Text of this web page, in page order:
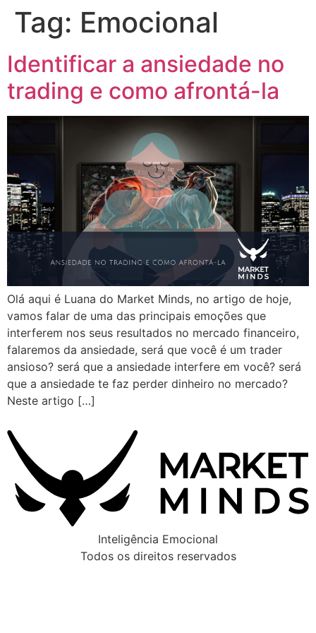
Tag: Emocional
Identificar a ansiedade no
trading e como afrontá-la
Olá aqui é Luana do Market Minds, no artigo de hoje,
vamos falar de uma das principais emoções que
interferem nos seus resultados no mercado financeiro,
falaremos da ansiedade, será que você é um trader
ansioso? será que a ansiedade interfere em você? será
que a ansiedade te faz perder dinheiro no mercado?
Neste artigo […]
Inteligência Emocional
Todos os direitos reservados